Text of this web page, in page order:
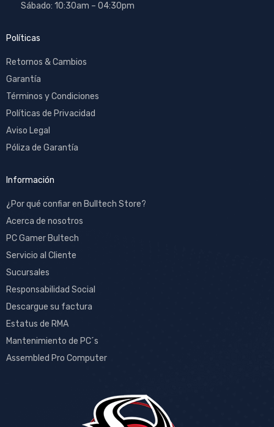
Sábado: 10:30am – 04:30pm
Políticas
Retornos & Cambios
Garantía
Términos y Condiciones
Políticas de Privacidad
Aviso Legal
Póliza de Garantía
Información
¿Por qué confiar en Bulltech Store?
Acerca de nosotros
PC Gamer Bultech
Servicio al Cliente
Sucursales
Responsabilidad Social
Descargue su factura
Estatus de RMA
Mantenimiento de PC´s
Assembled Pro Computer